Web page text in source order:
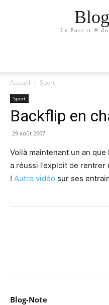
Le Post-it ® du
Accueil Sport
Sport
Backflip en
29 août 2007
Voilà maintenant un an que
a réussi l’exploit de
! Autre vidéo sur ses
Blog-Note